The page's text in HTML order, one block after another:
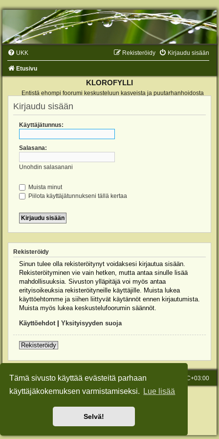
Tämä sivusto käyttää evästeitä parhaan
käyttäjäkokemuksen varmistamiseksi.
Lue lisää
Selvä!
UKK Kirjaudu sisään
Rekisteröidy
Etusivu
KLOROFYLLI
Entistä ehompi foorumi keskusteluun kasveista ja puutarhanhoidosta
Kirjaudu sisään
Käyttäjätunnus:
Salasana:
Unohdin salasanani
Muista minut
Piilota käyttäjätunnukseni tällä kertaa
Rekisteröidy
Sinun tulee olla rekisteröitynyt voidaksesi kirjautua sisään.
Rekisteröityminen vie vain hetken, mutta antaa sinulle lisää
mahdollisuuksia. Sivuston ylläpitäjä voi myös antaa
erityisoikeuksia rekisteröityneille käyttäjille. Muista lukea
käyttöehtomme ja siihen liittyvät käytännöt ennen kirjautumista.
Muista myös lukea keskustelufoorumin säännöt.
Käyttöehdot| Yksityisyyden suoja
Rekisteröidy
Etusivu Kaikki ajat ovat UTC+03:00
Viesti Ylläpidolle
Keskustelufoorumin ohjelmistophpBB® Forum Software © phpBB Limited